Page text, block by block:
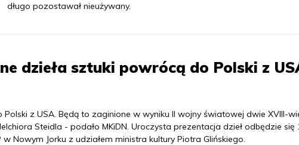
długo pozostawał nieużywany.
dzieła sztuki powrócą do Polski z
z USA. Będą to zaginione w wyniku II wojny światowej dwie XVIII-
Steidla - podało MKiDN. Uroczysta prezentacja dzieł odbędzie się
Nowym Jorku z udziałem ministra kultury Piotra Glińskiego.